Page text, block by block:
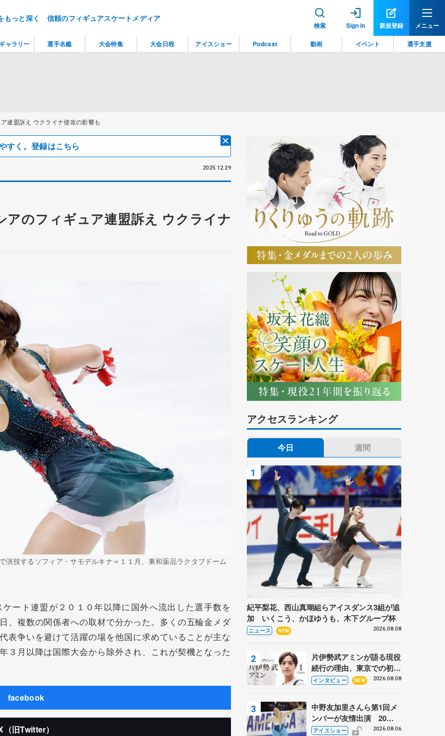
もっと深く 信頼のフィギュアスケートメディア
検索 Sign in 新規登録 メニュー
盟訴え ウクライナ侵攻の影響も
すく。登録はこちら
2025.12.29
のフィギュア連盟訴え ウクライナ
技するソフィア・サモデルキナ＝１１月、東和薬品ラクタブドーム
ート連盟が２０１０年以降に国外へ流出した選手数を
、複数の関係者への取材で分かった。多くの五輪金メダ
表争いを避けて活躍の場を他国に求めていることが主な
３月以降は国際大会から除外され、これが契機となった
facebook
（旧Twitter）
アクセスランキング
今日 週間
紀平梨花、西山真瑚組らアイスダンス3組が追
加 いくこう、かほゆうも、木下グループ杯
ニュース NEW 2026.08.08
片伊勢武アミンが語る現役
続行の理由、東京での初め
ての一人暮らし 注目スケ
インタビュー NEW 2026.08.08
中野友加里さんら第1回メ
ンバーが友情出演 20周
年の「フレンズオンアイ
アイスショー 2026.08.06
ャラリー 選手名鑑 大会特集 大会日程 アイスショー Podcast 動画 イベント 選手支援